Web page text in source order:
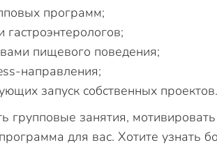
программ;
пищевого поведения;
направления;
запуск собственных проектов.
групповые занятия,
для вас. Хотите узнать